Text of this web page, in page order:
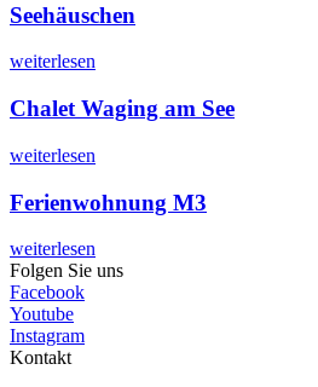
Seehäuschen
weiterlesen
Chalet Waging am See
weiterlesen
Ferienwohnung M3
weiterlesen
Folgen Sie uns
Facebook
Youtube
Instagram
Kontakt